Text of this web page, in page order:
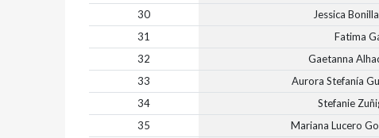
30
Jessica
31
Fatima
32
Gaetanna
33
Aurora Stefanía
34
Stefanie
35
Mariana Lucero